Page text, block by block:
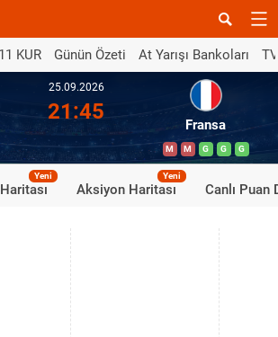
KUR Günün Özeti At Yarışı Bankoları
25.09.2026
21:45
Fransa
M M G G G
Yeni
Aksiyon Haritası
Yeni
Canlı Puan